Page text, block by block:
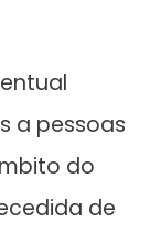
a pessoas
do
de